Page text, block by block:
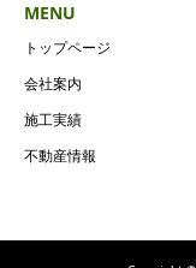
MENU
トップページ
会社案内
施工実績
不動産情報